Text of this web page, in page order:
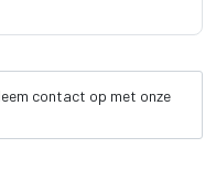
contact op met onze